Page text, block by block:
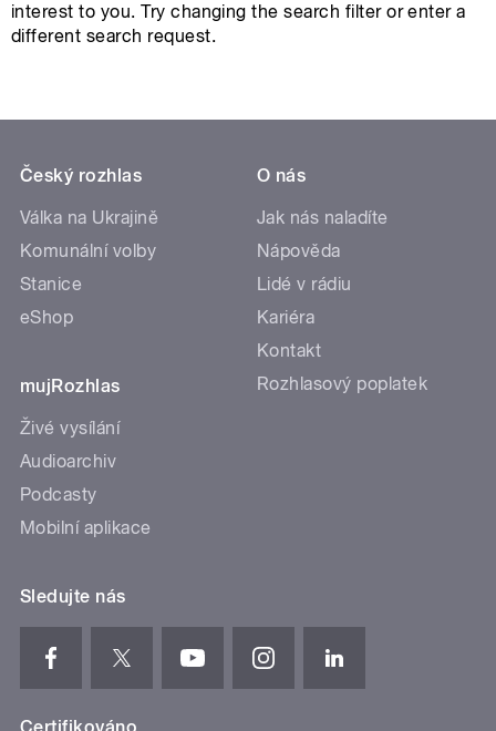
interest to you. Try changing the search filter or enter a
different search request.
Český rozhlas
Válka na Ukrajině
Komunální volby
Stanice
eShop
mujRozhlas
Živé vysílání
Audioarchiv
Podcasty
Mobilní aplikace
O nás
Jak nás naladíte
Nápověda
Lidé v rádiu
Kariéra
Kontakt
Rozhlasový poplatek
Sledujte nás